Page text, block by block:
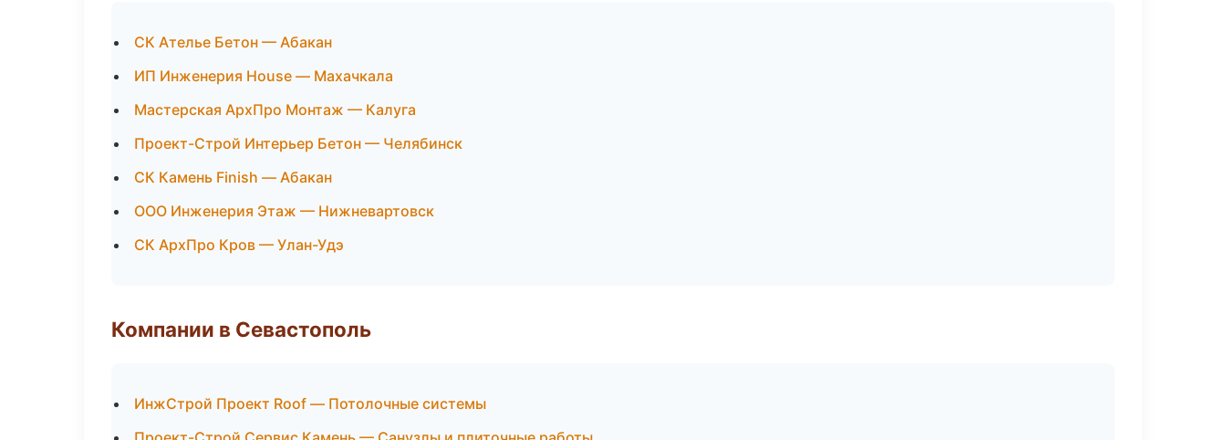
СК Ателье Бетон — Абакан
ИП Инженерия House — Махачкала
Мастерская АрхПро Монтаж — Калуга
Проект-Строй Интерьер Бетон — Челябинск
СК Камень Finish — Абакан
ООО Инженерия Этаж — Нижневартовск
СК АрхПро Кров — Улан-Удэ
Компании в Севастополь
ИнжСтрой Проект Roof — Потолочные системы